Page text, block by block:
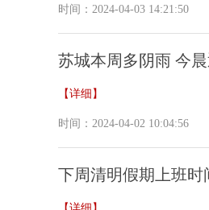
时间：2024-04-03 14:21:50
苏城本周多阴雨 今
【详细】
时间：2024-04-02 10:04:56
下周清明假期上班